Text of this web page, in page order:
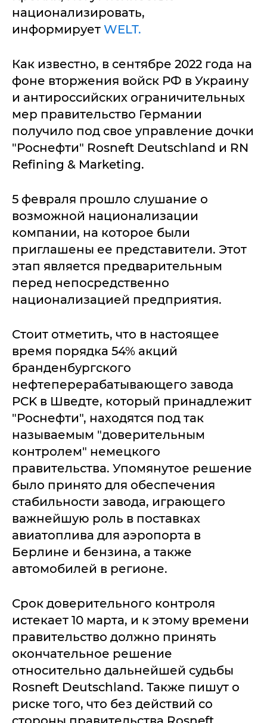
национализировать,
информирует WELT.
Как известно, в сентябре 2022 года на
фоне вторжения войск РФ в Украину
и антироссийских ограничительных
мер правительство Германии
получило под свое управление дочки
"Роснефти" Rosneft Deutschland и RN
Refining & Marketing.
5 февраля прошло слушание о
возможной национализации
компании, на которое были
приглашены ее представители. Этот
этап является предварительным
перед непосредственно
национализацией предприятия.
Стоит отметить, что в настоящее
время порядка 54% акций
бранденбургского
нефтеперерабатывающего завода
PCK в Шведте, который принадлежит
"Роснефти", находятся под так
называемым "доверительным
контролем" немецкого
правительства. Упомянутое решение
было принято для обеспечения
стабильности завода, играющего
важнейшую роль в поставках
авиатоплива для аэропорта в
Берлине и бензина, а также
автомобилей в регионе.
Срок доверительного контроля
истекает 10 марта, и к этому времени
правительство должно принять
окончательное решение
относительно дальнейшей судьбы
Rosneft Deutschland. Также пишут о
риске того, что без действий со